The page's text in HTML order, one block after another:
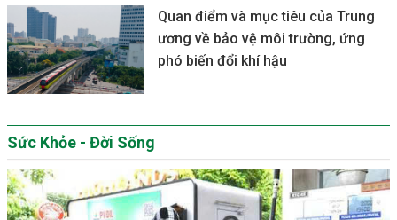
Quan điểm và mục tiêu của Trung
ương về bảo vệ môi trường, ứng
phó biến đổi khí hậu
Sức Khỏe - Đời Sống